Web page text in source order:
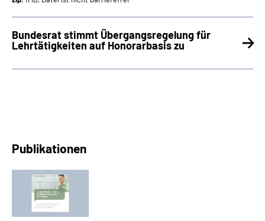
Bundesrat stimmt Übergangsregelung für
Lehrtätigkeiten auf Honorarbasis zu
Publikationen